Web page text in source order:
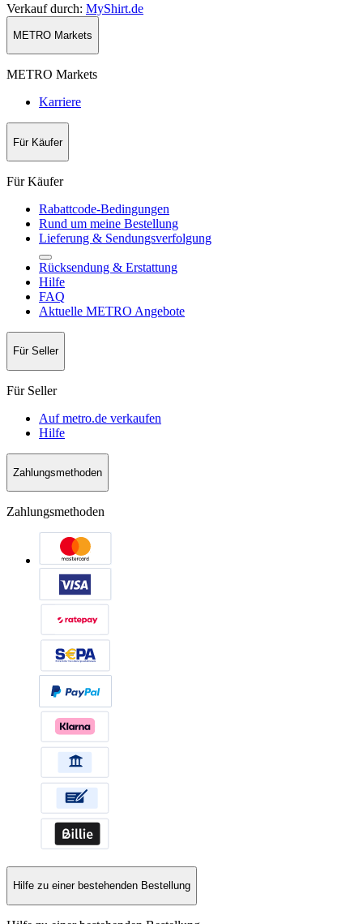
Verkauf durch: MyShirt.de
METRO Markets
METRO Markets
Karriere
Für Käufer
Für Käufer
Rabattcode-Bedingungen
Rund um meine Bestellung
Lieferung & Sendungsverfolgung
Rücksendung & Erstattung
Hilfe
FAQ
Aktuelle METRO Angebote
Für Seller
Für Seller
Auf metro.de verkaufen
Hilfe
Zahlungsmethoden
Zahlungsmethoden
Hilfe zu einer bestehenden Bestellung